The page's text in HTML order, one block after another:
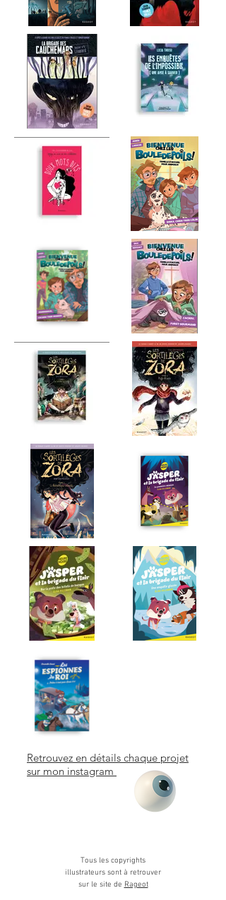
Retrouvez en détails chaque projet
sur mon instagram
Tous les copyrights
illustrateurs sont à retrouver
sur le site de Rageot